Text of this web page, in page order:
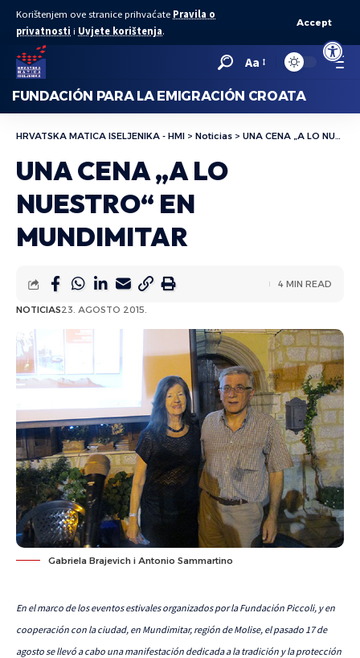
Abrir
Korištenjem ove stranice prihvaćate Pravila o
privatnosti i Uvjete korištenja.
Accept
Aa
FUNDACIÓN PARA LA EMIGRACIÓN CROATA
HRVATSKA MATICA ISELJENIKA - HMI > Noticias > UNA CENA „A LO NUESTRO“ EN MUNDIMITAR
UNA CENA „A LO
NUESTRO“ EN
MUNDIMITAR
NOTICIAS23. AGOSTO 2015.
4 MIN READ
Gabriela Brajevich i Antonio Sammartino
En el marco de los eventos estivales organizados por la Fundación Piccoli, y en
cooperación con la ciudad, en Mundimitar, región de Molise, el pasado 17 de
agosto se llevó a cabo una manifestación dedicada a la tradición y la protección